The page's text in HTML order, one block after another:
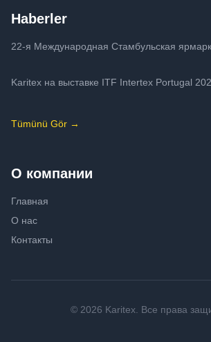
Haberler
22-я Международная Стамбульская
Karitex на выставке ITF Intertex Portugal
Tümünü Gör →
О компании
Главная
О нас
Контакты
© 2026 Karitex. Все права